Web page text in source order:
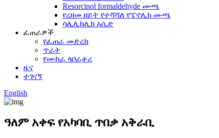
Resorcinol formaldehyde ሙጫ
የረዘመ ዘይት የተሻሻለ የፔኖሊክ ሙጫ
ሳሊሊክሊክ አሲድ
ፈጠራዎች
የፈጠራ መድረክ
ጥራት
የሙከራ ላቦራቶሪ
ዜና
ተገናኝ
English
ዓለም አቀፍ የአካባቢ ጥበቃ አቅራቢ